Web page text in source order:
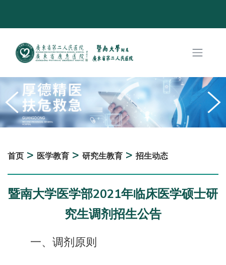
首页 > 医学教育 > 研究生教育 > 招生动态
暨南大学医学部2021年临床医学硕士研
究生调剂招生公告
一、调剂原则